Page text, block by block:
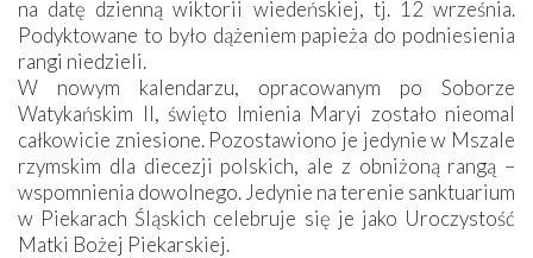
na datę dzienną wiktorii wiedeńskiej, tj. 12 września.
Podyktowane to było dążeniem papieża do podniesienia
rangi niedzieli.
W nowym kalendarzu, opracowanym po Soborze
Watykańskim II, święto Imienia Maryi zostało nieomal
całkowicie zniesione. Pozostawiono je jedynie w Mszale
rzymskim dla diecezji polskich, ale z obniżoną rangą –
wspomnienia dowolnego. Jedynie na terenie sanktuarium
w Piekarach Śląskich celebruje się je jako Uroczystość
Matki Bożej Piekarskiej.